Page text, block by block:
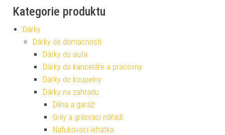
Kategorie produktu
Dárky
Dárky do domácnosti
Dárky do auta
Dárky do kanceláře a pracovny
Dárky do koupelny
Dárky na zahradu
Dílna a garáž
Grily a grilovací nářadí
Nafukovací lehátka